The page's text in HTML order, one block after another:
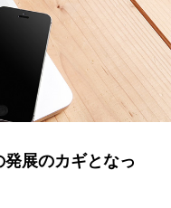
展のカギとなっ